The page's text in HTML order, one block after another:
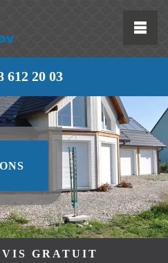
612 20 03
GRATUIT